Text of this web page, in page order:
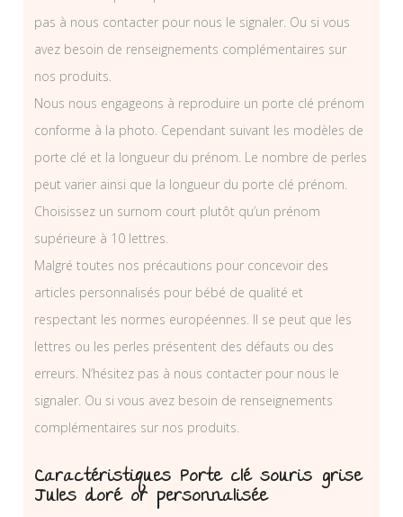
pas à nous contacter pour nous le signaler. Ou si vous
avez besoin de renseignements complémentaires sur
nos produits.
Nous nous engageons à reproduire un porte clé prénom
conforme à la photo. Cependant suivant les modèles de
porte clé et la longueur du prénom. Le nombre de perles
peut varier ainsi que la longueur du porte clé prénom.
Choisissez un surnom court plutôt qu’un prénom
supérieure à 10 lettres.
Malgré toutes nos précautions pour concevoir des
articles personnalisés pour bébé de qualité et
respectant les normes européennes. Il se peut que les
lettres ou les perles présentent des défauts ou des
erreurs. N’hésitez pas à nous contacter pour nous le
signaler. Ou si vous avez besoin de renseignements
complémentaires sur nos produits.
Caractéristiques Porte clé souris grise
Jules doré or personnalisée